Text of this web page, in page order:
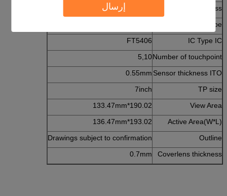
إرسال
Surface hardness
Interface Type
IC Type IC
FT5406
Number of touchpoint
5,10
Sensor thickness ITO
0.55mm
TP size
7inch
View Area
190.02*133.47mm
Active Area(W*L)
193.02*136.47mm
Outline
Drawings subject to confirmation
Coverlens thickness
0.7mm